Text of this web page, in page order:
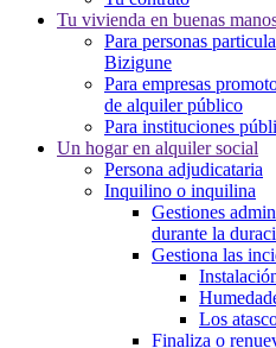
Tu vivienda en buenas
Para personas
Bizigune
Para empresas
de alquiler público
Para instituciones
Un hogar en alquiler social
Persona adjudicataria
Inquilino o inquilina
Gestiones
durante la
Gestiona las
Los
Finaliza o